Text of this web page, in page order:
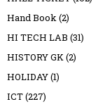
Hand Book(2)
HI TECH LAB (31)
HISTORY GK(2)
HOLIDAY(1)
ICT(227)